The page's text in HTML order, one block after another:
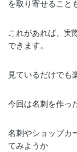
を取り寄せること
これがあれば、実
できます。
見ているだけでも
今回は名刺を作っ
名刺やショップカ
てみようか